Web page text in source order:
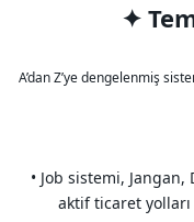
✦
A’dan Z’ye dengelenmiş
• Job sistemi,
aktif ticaret